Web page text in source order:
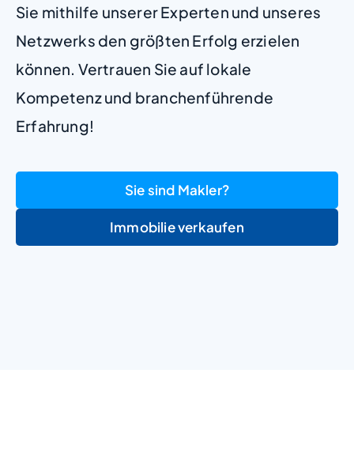
Sie mithilfe unserer Experten und unseres
Netzwerks den größten Erfolg erzielen
können. Vertrauen Sie auf lokale
Kompetenz und branchenführende
Erfahrung!
Sie sind Makler?
Immobilie verkaufen